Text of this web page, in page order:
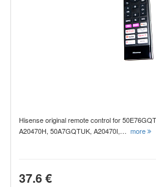
Hisense original remote control for
A20470H, 50A7GQTUK, A20470I,… more
37.6 €